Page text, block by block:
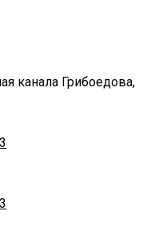
канала Грибоедова,